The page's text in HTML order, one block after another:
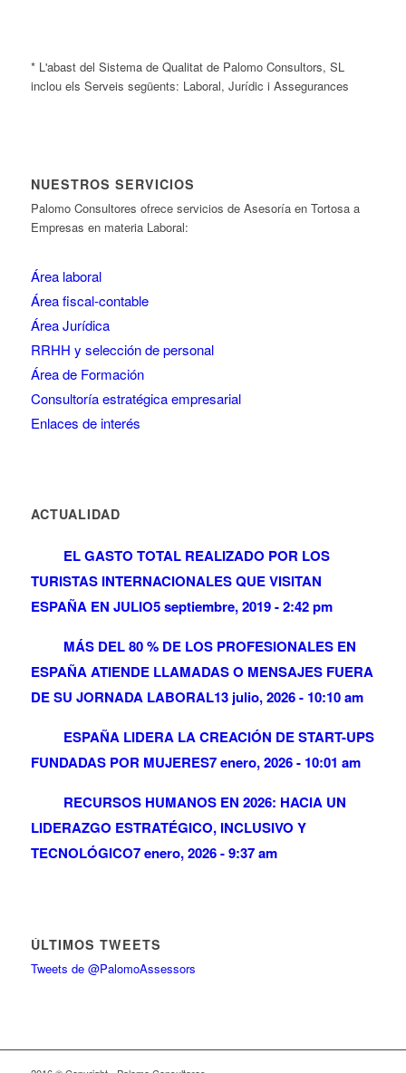
* L'abast del Sistema de Qualitat de Palomo Consultors, SL
inclou els Serveis següents: Laboral, Jurídic i Assegurances
NUESTROS SERVICIOS
Palomo Consultores ofrece servicios de Asesoría en Tortosa a
Empresas en materia Laboral:
Área laboral
Área fiscal-contable
Área Jurídica
RRHH y selección de personal
Área de Formación
Consultoría estratégica empresarial
Enlaces de interés
ACTUALIDAD
EL GASTO TOTAL REALIZADO POR LOS
TURISTAS INTERNACIONALES QUE VISITAN
ESPAÑA EN JULIO5 septiembre, 2019 - 2:42 pm
MÁS DEL 80 % DE LOS PROFESIONALES EN
ESPAÑA ATIENDE LLAMADAS O MENSAJES FUERA
DE SU JORNADA LABORAL13 julio, 2026 - 10:10 am
ESPAÑA LIDERA LA CREACIÓN DE START-UPS
FUNDADAS POR MUJERES7 enero, 2026 - 10:01 am
RECURSOS HUMANOS EN 2026: HACIA UN
LIDERAZGO ESTRATÉGICO, INCLUSIVO Y
TECNOLÓGICO7 enero, 2026 - 9:37 am
ÚLTIMOS TWEETS
Tweets de @PalomoAssessors